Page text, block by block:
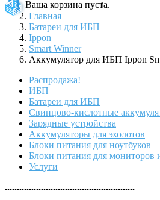
Ваша корзина пуста.
Главная
Батареи для ИБП
Ippon
Smart Winner
Аккумулятор для ИБП Ippon
Распродажа!
ИБП
Батареи для ИБП
Свинцово-кислотные
Зарядные устройства
Аккумуляторы для эхолотов
Блоки питания для ноутбуков
Блоки питания для мониторов
Услуги
......................................................